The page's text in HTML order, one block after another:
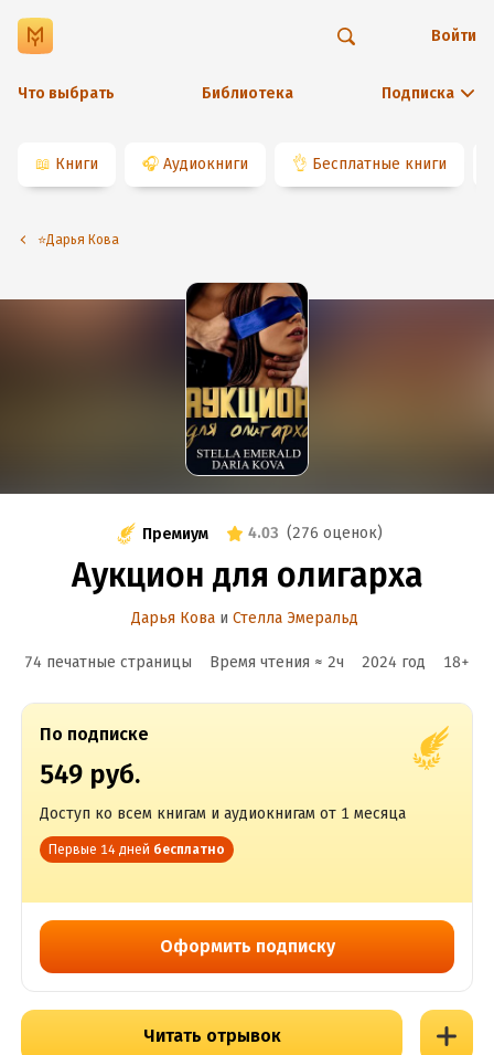
Что выбрать Библиотека Подписка
Войти
📖 Книги 🎧 Аудиокниги 👌 Бесплатные книги
⭐️Дарья Кова
Премиум 4.03 (276 оценок)
Аукцион для олигарха
Дарья Кова и Стелла Эмеральд
74 печатные страницы Время чтения ≈ 2ч 2024 год 18+
По подписке
549 руб.
Доступ ко всем книгам и аудиокнигам от 1 месяца
Первые 14 дней бесплатно
Оформить подписку
Читать отрывок